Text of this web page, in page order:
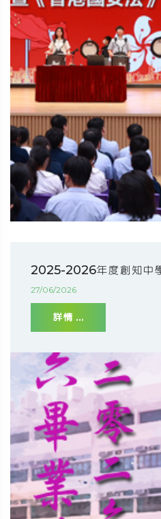
2025-2026年度創知中
27/06/2026
詳情 ...